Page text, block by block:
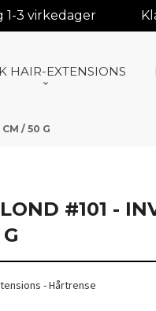
1-3 virkedager
HAIR-EXTENSIONS
/ 50 G
#101 -
- Hårtrense